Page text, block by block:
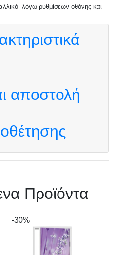
λόγω ρυθμίσεων οθόνης και
αποστολή
Προϊόντα
-30%